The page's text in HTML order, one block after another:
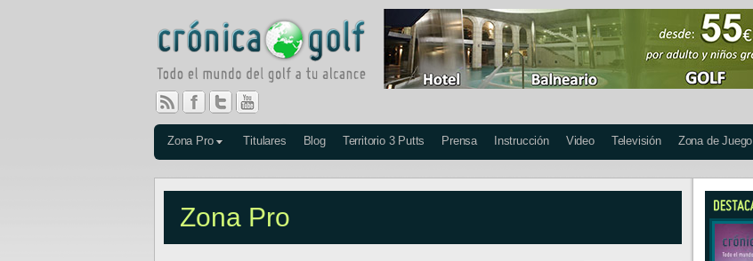
Zona Pro Titulares Blog Territorio 3 Putts Prensa Instrucción Video Televisión Zona de Juego
Zona Pro